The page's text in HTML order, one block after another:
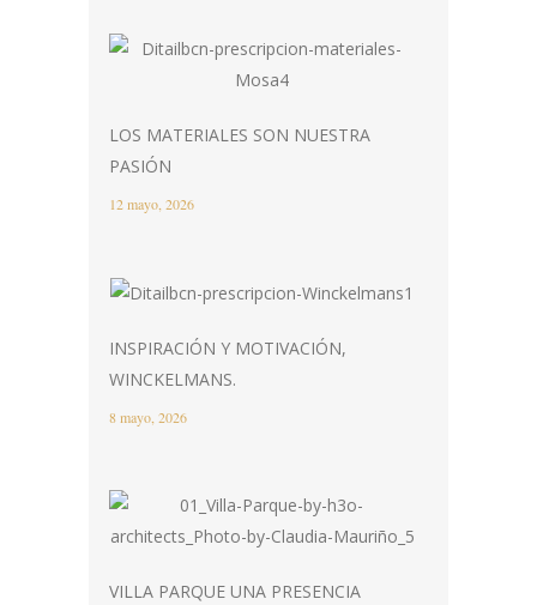
LOS MATERIALES SON NUESTRA
PASIÓN
12 mayo, 2026
INSPIRACIÓN Y MOTIVACIÓN,
WINCKELMANS.
8 mayo, 2026
VILLA PARQUE UNA PRESENCIA